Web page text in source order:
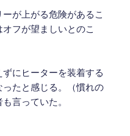
が上がる危険があるこ
フが望ましいとのこ
にヒーターを装着する
たと感じる。（慣れの
言っていた。